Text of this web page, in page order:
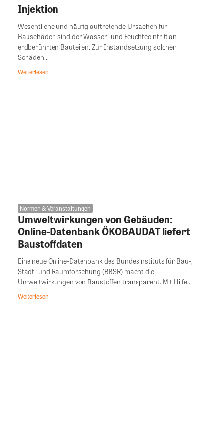
Injektion
Wesentliche und häufig auftretende Ursachen für
Bauschäden sind der Wasser- und Feuchteeintritt an
erdberührten Bauteilen. Zur Instandsetzung solcher
Schäden...
Weiterlesen
Normen & Veranstaltungen
Umweltwirkungen von Gebäuden:
Online-Datenbank ÖKOBAUDAT liefert
Baustoffdaten
Eine neue Online-Datenbank des Bundesinstituts für Bau-,
Stadt- und Raumforschung (BBSR) macht die
Umweltwirkungen von Baustoffen transparent. Mit Hilfe...
Weiterlesen